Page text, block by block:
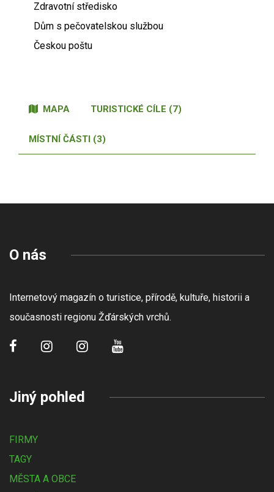
Zdravotní středisko
Dům s pečovatelskou službou
Českou poštu
MAPA TURISTICKÉ CÍLE (7)
MÍSTNÍ ČÁSTI (3)
O nás
Internetový magazín o turistice, přírodě, kultuře, historii a
současnosti regionu Žďárských vrchů.
Jiný pohled
FIRMY
TAGY
MĚSTA A OBCE